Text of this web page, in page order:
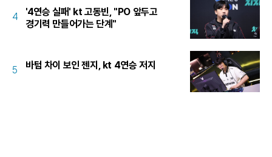
4
'4연승 실패' kt 고동빈, "PO 앞두고
경기력 만들어가는 단계"
5 바텀 차이 보인 젠지, kt 4연승 저지